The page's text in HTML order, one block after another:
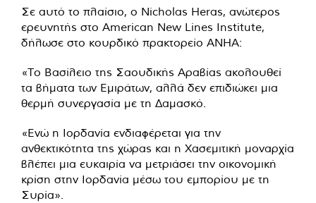
Σε αυτό το πλαίσιο, ο Nicholas Heras, ανώτερος
ερευνητής στο American New Lines Institute,
δήλωσε στο κουρδικό πρακτορείο ANHA:
«Το Βασίλειο της Σαουδικής Αραβίας ακολουθεί
τα βήματα των Εμιράτων, αλλά δεν επιδιώκει μια
θερμή συνεργασία με τη Δαμασκό.
«Ενώ η Ιορδανία ενδιαφέρεται για την
ανθεκτικότητα της χώρας και η Χασεμιτική μοναρχία
βλέπει μια ευκαιρία να μετριάσει την οικονομική
κρίση στην Ιορδανία μέσω του εμπορίου με τη
Συρία».